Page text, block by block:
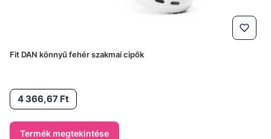
Fit DAN könnyű fehér szakmai cipők
Ár 4 366,67 Ft
Termék megtekintése